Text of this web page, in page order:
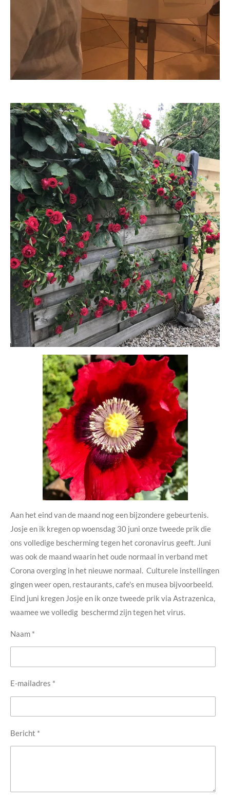
Aan het eind van de maand nog een bijzondere gebeurtenis.
Josje en ik kregen op woensdag 30 juni onze tweede prik die
ons volledige bescherming tegen het coronavirus geeft. Juni
was ook de maand waarin het oude normaal in verband met
Corona overging in het nieuwe normaal. Culturele instellingen
gingen weer open, restaurants, cafe's en musea bijvoorbeeld.
Eind juni kregen Josje en ik onze tweede prik via Astrazenica,
waamee we volledig beschermd zijn tegen het virus.
Naam *
E-mailadres *
Bericht *